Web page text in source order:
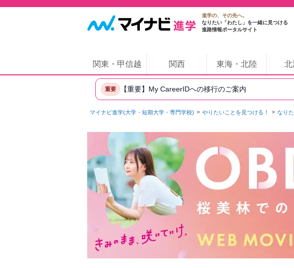
進学の、その先へ。
なりたい「わたし」を一緒に見つける
進路情報ポータルサイト
関東・甲信越 関西 東海・北陸 北
重要 【重要】My CareerIDへの移行のご案内
マイナビ進学(大学・短期大学・専門学校) やりたいことを見つける！ なり